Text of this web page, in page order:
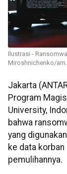
Ilustrasi -
Miroshnichenko/am.
Jakarta
Program
University,
bahwa
yang
ke data
pemulihannya.